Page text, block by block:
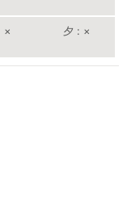
× 夕 ×